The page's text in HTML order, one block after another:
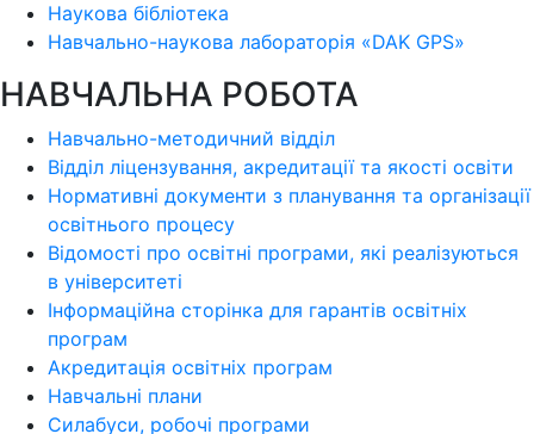
Наукова бібліотека
Навчально-наукова лабораторія «DAK GPS»
НАВЧАЛЬНА РОБОТА
Навчально-методичний відділ
Відділ ліцензування, акредитації та якості освіти
Нормативні документи з планування та організації
освітнього процесу
Відомості про освітні програми, які реалізуються
в університеті
Інформаційна сторінка для гарантів освітніх
програм
Акредитація освітніх програм
Навчальні плани
Силабуси, робочі програми